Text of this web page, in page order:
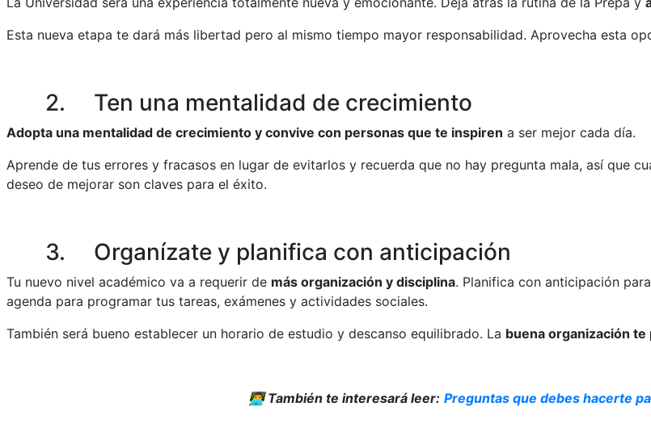
Esta nueva etapa te dará más libertad pero al mismo tiempo mayor responsabilidad. Aprovecha esta
2. Ten una mentalidad de crecimiento
Adopta una mentalidad de crecimiento y convive con personas que te inspiren a ser mejor cada día.
Aprende de tus errores y fracasos en lugar de evitarlos y recuerda que no hay pregunta mala, así que
deseo de mejorar son claves para el éxito.
3. Organízate y planifica con anticipación
Tu nuevo nivel académico va a requerir de más organización y disciplina. Planifica con anticipación
agenda para programar tus tareas, exámenes y actividades sociales.
También será bueno establecer un horario de estudio y descanso equilibrado. La buena organización
👨‍💻También te interesará leer: Preguntas que debes hacerte